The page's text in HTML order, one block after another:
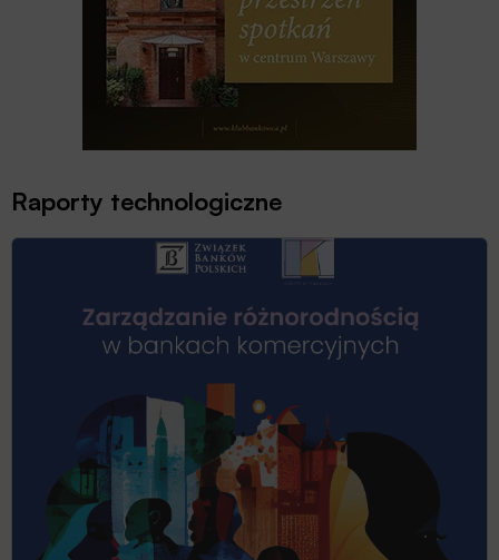
Raporty technologiczne